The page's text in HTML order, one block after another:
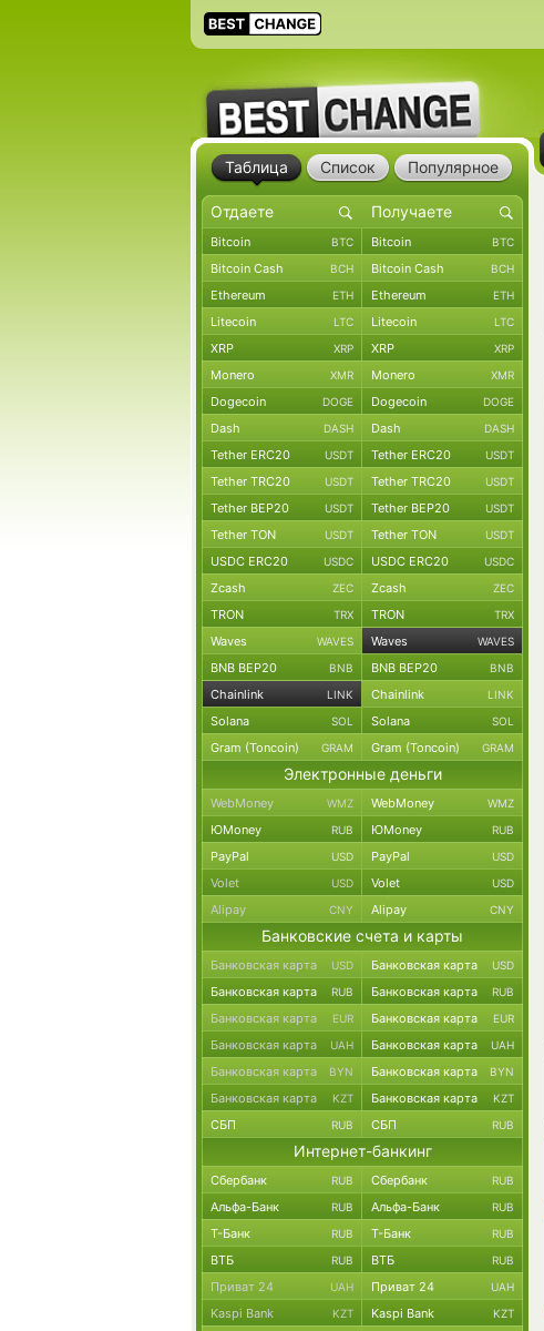
Таблица Список Популярное
Bitcoin BTC Bitcoin BTC
Bitcoin Cash BCH Bitcoin Cash BCH
Ethereum ETH Ethereum ETH
Litecoin LTC Litecoin LTC
XRP XRP XRP XRP
Monero XMR Monero XMR
Dogecoin DOGE Dogecoin DOGE
Dash DASH Dash DASH
Tether ERC20 USDT Tether ERC20 USDT
Tether TRC20 USDT Tether TRC20 USDT
Tether BEP20 USDT Tether BEP20 USDT
Tether TON USDT Tether TON USDT
USDC ERC20 USDC USDC ERC20 USDC
Zcash ZEC Zcash ZEC
TRON TRX TRON TRX
Waves WAVES Waves WAVES
BNB BEP20 BNB BNB BEP20 BNB
Chainlink LINK Chainlink LINK
Solana SOL Solana SOL
Gram (Toncoin) GRAM Gram (Toncoin) GRAM
Электронные деньги
WebMoney WMZ WebMoney WMZ
ЮMoney RUB ЮMoney RUB
PayPal USD PayPal USD
Volet USD Volet USD
Alipay CNY Alipay CNY
Банковские счета и карты
Банковская карта USD Банковская карта USD
Банковская карта RUB Банковская карта RUB
Банковская карта EUR Банковская карта EUR
Банковская карта UAH Банковская карта UAH
Банковская карта BYN Банковская карта BYN
Банковская карта KZT Банковская карта KZT
СБП RUB СБП RUB
Интернет-банкинг
Сбербанк RUB Сбербанк RUB
Альфа-Банк RUB Альфа-Банк RUB
Т-Банк RUB Т-Банк RUB
ВТБ RUB ВТБ RUB
Приват 24 UAH Приват 24 UAH
Kaspi Bank KZT Kaspi Bank KZT